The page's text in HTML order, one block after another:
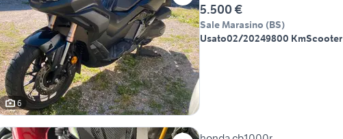
6
5.500 €
Sale Marasino (BS)
Usato02/20249800 KmScooter